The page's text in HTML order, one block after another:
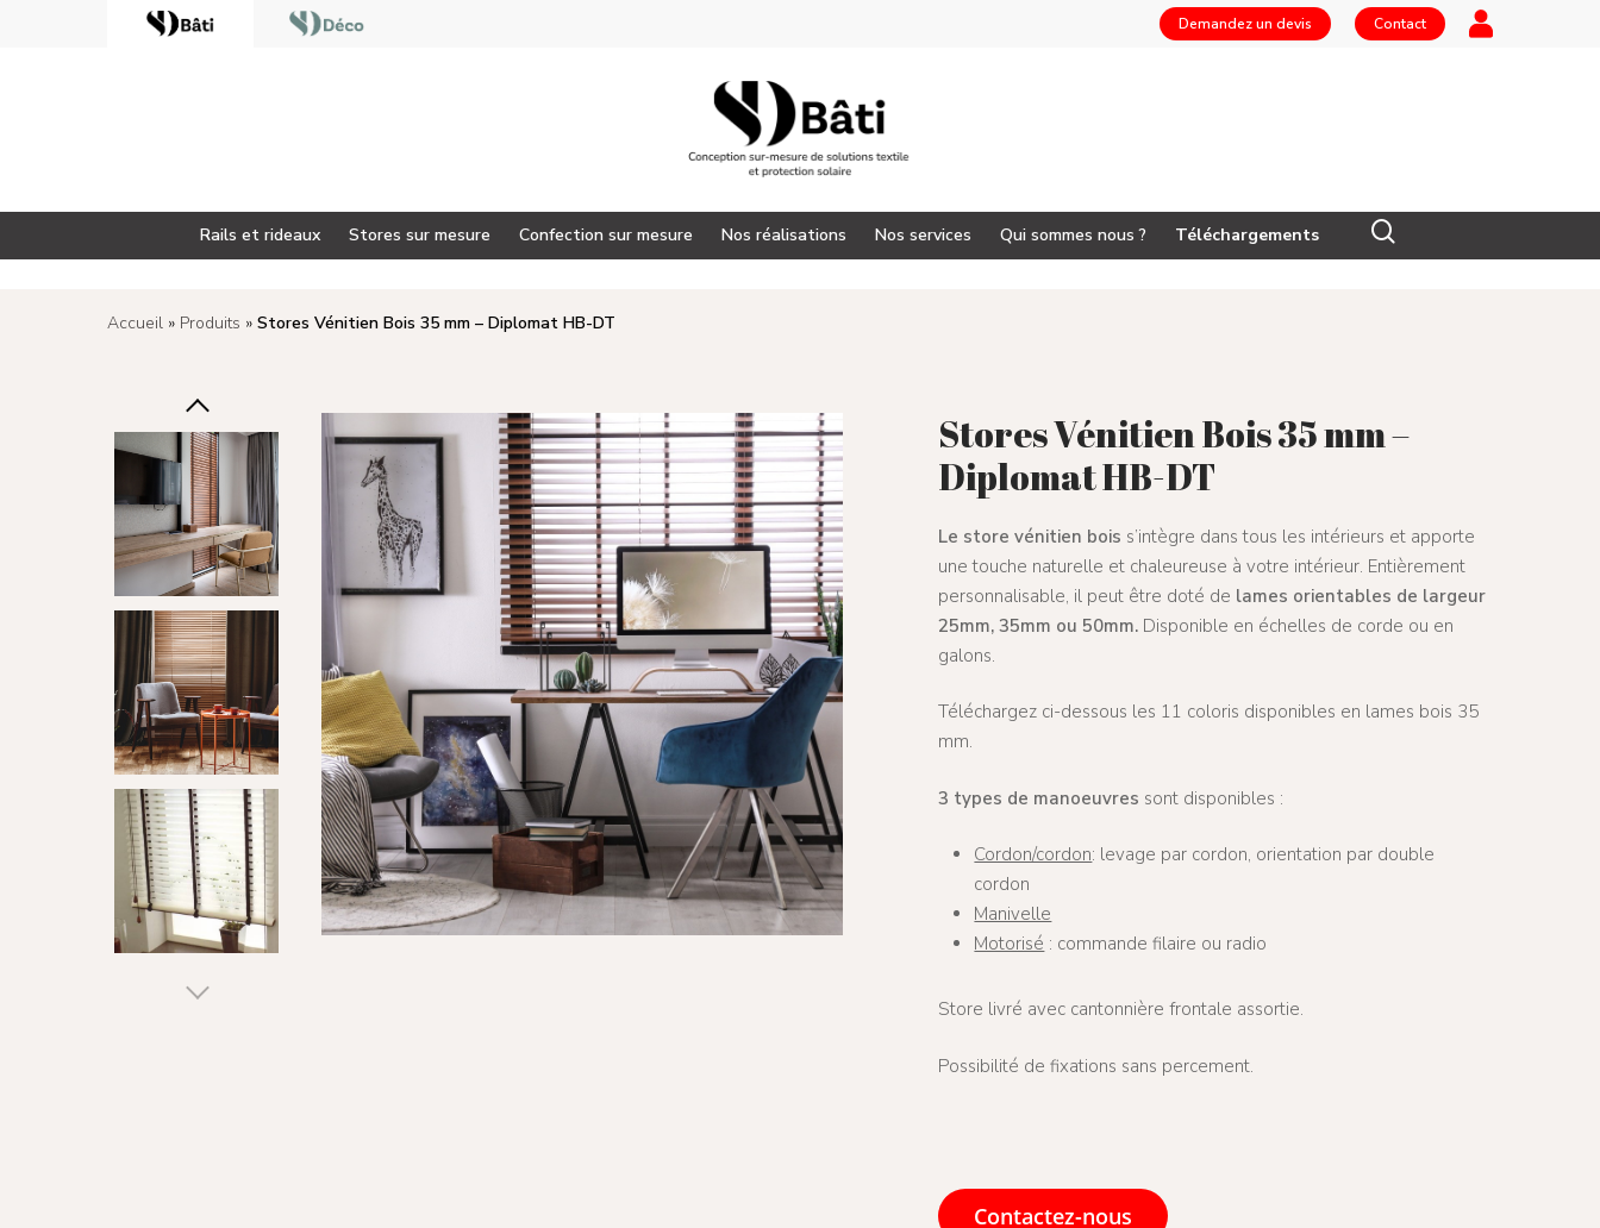
Demandez un devis Contact
Rails et rideaux Stores sur mesure Confection sur mesure Nos réalisations Nos services Qui sommes nous ? Téléchargements
Accueil » Produits » Stores Vénitien Bois 35 mm – Diplomat HB-DT
Stores Vénitien Bois 35 mm –
Diplomat HB-DT
Le store vénitien bois s’intègre dans tous les intérieurs et apporte
une touche naturelle et chaleureuse à votre intérieur. Entièrement
personnalisable, il peut être doté de lames orientables de largeur
25mm, 35mm ou 50mm. Disponible en échelles de corde ou en
galons.
Téléchargez ci-dessous les 11 coloris disponibles en lames bois 35
mm.
3 types de manoeuvres sont disponibles :
Cordon/cordon: levage par cordon, orientation par double
cordon
Manivelle
Motorisé : commande filaire ou radio
Store livré avec cantonnière frontale assortie.
Possibilité de fixations sans percement.
Contactez-nous